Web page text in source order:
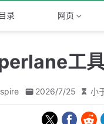
目录 网页
工
2026/7/25 小